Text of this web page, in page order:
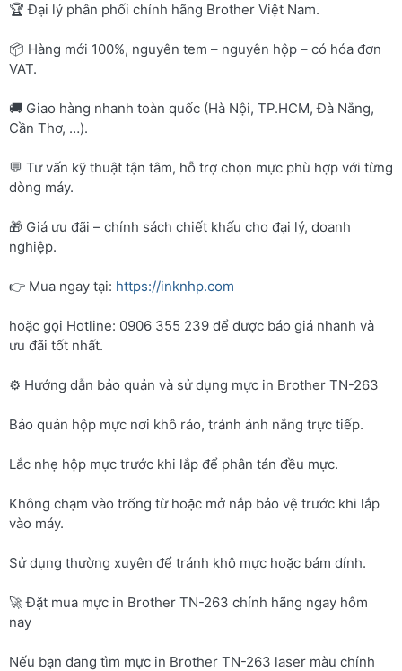
🏆 Đại lý phân phối chính hãng Brother Việt Nam.
📦 Hàng mới 100%, nguyên tem – nguyên hộp – có hóa đơn
VAT.
🚚 Giao hàng nhanh toàn quốc (Hà Nội, TP.HCM, Đà Nẵng,
Cần Thơ, …).
💬 Tư vấn kỹ thuật tận tâm, hỗ trợ chọn mực phù hợp với từng
dòng máy.
🎁 Giá ưu đãi – chính sách chiết khấu cho đại lý, doanh
nghiệp.
👉 Mua ngay tại: https://inknhp.com
hoặc gọi Hotline: 0906 355 239 để được báo giá nhanh và
ưu đãi tốt nhất.
⚙️ Hướng dẫn bảo quản và sử dụng mực in Brother TN-263
Bảo quản hộp mực nơi khô ráo, tránh ánh nắng trực tiếp.
Lắc nhẹ hộp mực trước khi lắp để phân tán đều mực.
Không chạm vào trống từ hoặc mở nắp bảo vệ trước khi lắp
vào máy.
Sử dụng thường xuyên để tránh khô mực hoặc bám dính.
🚀 Đặt mua mực in Brother TN-263 chính hãng ngay hôm
nay
Nếu bạn đang tìm mực in Brother TN-263 laser màu chính